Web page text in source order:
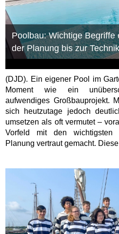
Poolbau: Wichtige Begriffe
der Planung bis zur Technik
(DJD). Ein eigener Pool im
Moment wie ein
aufwendiges Großbauprojekt.
sich heutzutage jedoch
umsetzen als oft vermutet –
Vorfeld mit den wichtigsten
Planung vertraut gemacht.